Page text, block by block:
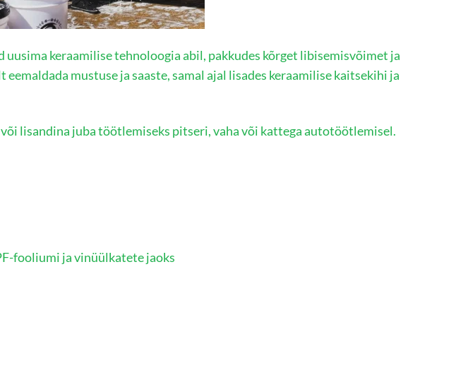
uusima keraamilise tehnoloogia abil, pakkudes kõrget libisemisvõimet ja
mustuse ja saaste, samal ajal lisades keraamilise kaitsekihi ja
või lisandina juba töötlemiseks pitseri, vaha või kattega autotöötlemisel.
fooliumi ja vinüülkatete jaoks